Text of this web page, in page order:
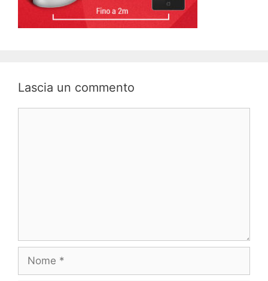
Lascia un commento
Nome